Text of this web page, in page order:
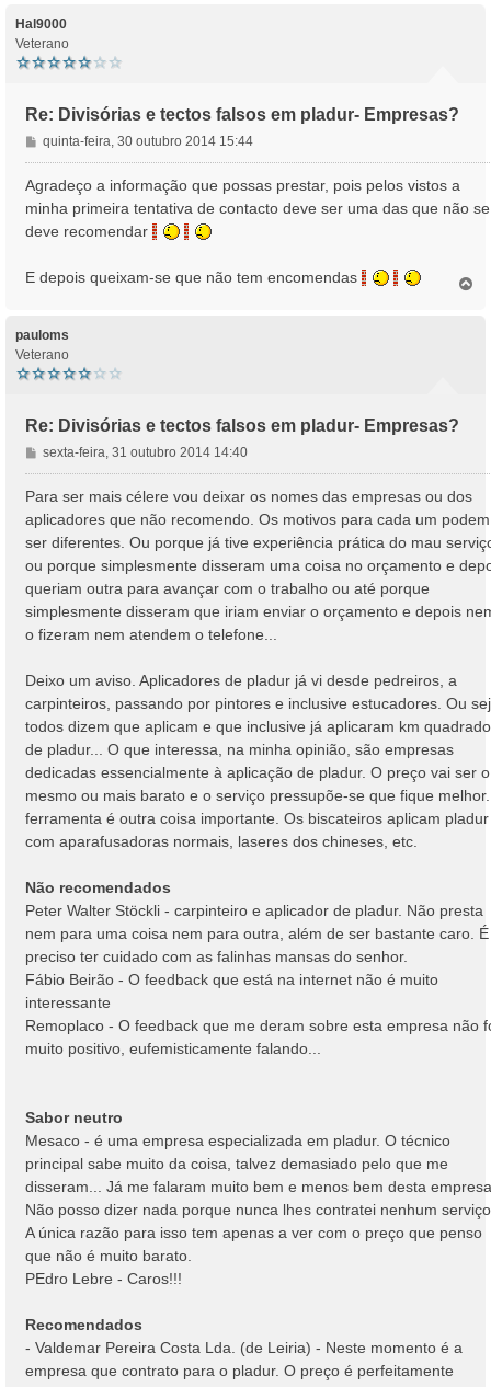
e
Hal9000
Veterano
Re: Divisórias e tectos falsos em pladur- Empresas?
M
e
n
s
g
m
quinta-feira, 30 outubro 2014 15:44
Agradeço a informação que possas prestar, pois pelos vistos a
minha primeira tentativa de contacto deve ser uma das que não se
deve recomendar
E depois queixam-se que não tem encomendas
pauloms
Veterano
Re: Divisórias e tectos falsos em pladur- Empresas?
M
e
n
s
g
e
m
sexta-feira, 31 outubro 2014 14:40
Para ser mais célere vou deixar os nomes das empresas ou dos
aplicadores que não recomendo. Os motivos para cada um podem
ser diferentes. Ou porque já tive experiência prática do mau
ou porque simplesmente disseram uma coisa no orçamento e
queriam outra para avançar com o trabalho ou até porque
simplesmente disseram que iriam enviar o orçamento e depois
o fizeram nem atendem o telefone...
Deixo um aviso. Aplicadores de pladur já vi desde pedreiros, a
carpinteiros, passando por pintores e inclusive estucadores. Ou
todos dizem que aplicam e que inclusive já aplicaram km
de pladur... O que interessa, na minha opinião, são empresas
dedicadas essencialmente à aplicação de pladur. O preço vai ser o
mesmo ou mais barato e o serviço pressupõe-se que fique melhor.
ferramenta é outra coisa importante. Os biscateiros aplicam pladur
com aparafusadoras normais, laseres dos chineses, etc.
Não recomendados
Peter Walter Stöckli - carpinteiro e aplicador de pladur. Não presta
nem para uma coisa nem para outra, além de ser bastante caro. É
preciso ter cuidado com as falinhas mansas do senhor.
Fábio Beirão - O feedback que está na internet não é muito
interessante
Remoplaco - O feedback que me deram sobre esta empresa não
muito positivo, eufemisticamente falando...
Sabor neutro
Mesaco - é uma empresa especializada em pladur. O técnico
principal sabe muito da coisa, talvez demasiado pelo que me
disseram... Já me falaram muito bem e menos bem desta
Não posso dizer nada porque nunca lhes contratei nenhum
A única razão para isso tem apenas a ver com o preço que penso
que não é muito barato.
PEdro Lebre - Caros!!!
Recomendados
- Valdemar Pereira Costa Lda. (de Leiria) - Neste momento é a
empresa que contrato para o pladur. O preço é perfeitamente